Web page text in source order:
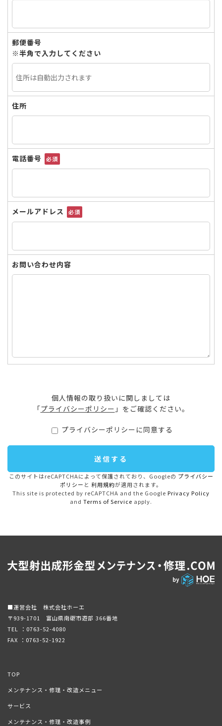
郵便番号
※半角で入力してください
住所
電話番号 必須
メールアドレス 必須
お問い合わせ内容
個人情報の取り扱いに関しましては
「プライバシーポリシー 」をご確認ください。
プライバシーポリシーに同意する
このサイトはreCAPTCHAによって保護されており、Googleの プライバシー
ポリシー と 利用規約が適用されます。
This site is protected by reCAPTCHA and the Google Privacy Policy
and Terms of Service apply.
■運営会社 株式会社ホーエ
〒939-1701 富山県南砺市遊部 366番地
TEL ： 0763-52-4080
FAX ：0763-52-1922
TOP
メンテナンス・修理・改造メニュー
サービス
メンテナンス・修理・改造事例